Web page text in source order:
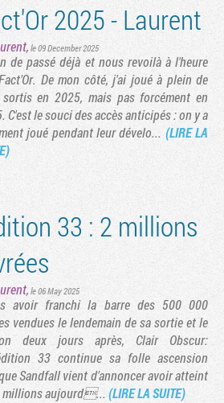
2025 - Laurent
, le 09 December 2025
de passé déjà et nous revoilà à l'heure
De mon côté, j'ai joué à plein de
en 2025, mais pas forcément en
C'est le souci des accès anticipés : on y a
joué pendant leur dévelo... (LIRE LA
33 : 2 millions
, le 06 May 2025
avoir franchi la barre des 500 000
vendues le lendemain de sa sortie et le
deux jours après, Clair Obscur:
33 continue sa folle ascension
Sandfall vient d'annoncer avoir atteint
millions aujourd... (LIRE LA SUITE)